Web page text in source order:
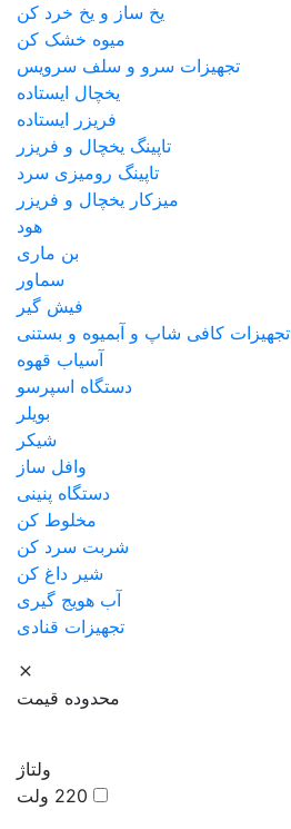
یخ ساز و یخ خرد کن
میوه خشک کن
تجهیزات سرو و سلف سرویس
یخچال ایستاده
فریزر ایستاده
تاپینگ یخچال و فریزر
تاپینگ رومیزی سرد
میزکار یخچال و فریزر
هود
بن ماری
سماور
فیش گیر
تجهیزات کافی شاپ و آبمیوه و بستنی
آسیاب قهوه
دستگاه اسپرسو
بویلر
شیکر
وافل ساز
دستگاه پنینی
مخلوط کن
شربت سرد کن
شیر داغ کن
آب هویج گیری
تجهیزات قنادی
محدوده قیمت
ولتاژ
220 ولت